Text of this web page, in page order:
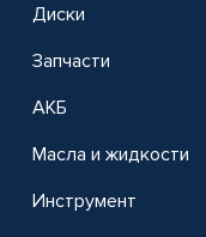
Диски
Запчасти
АКБ
Масла и жидкости
Инструмент